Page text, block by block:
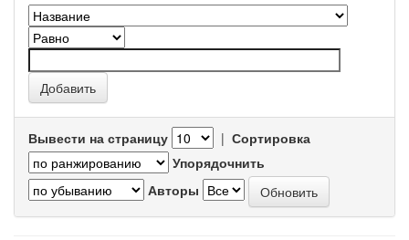
Вывести на страницу | Сортировка
Упорядочнить
Авторы